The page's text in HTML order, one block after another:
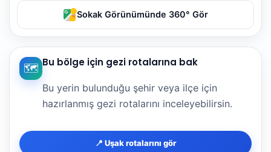
Sokak Görünümünde 360° Gör
🗺️ Bu bölge için gezi rotalarına bak
Bu yerin bulunduğu şehir veya ilçe için
hazırlanmış gezi rotalarını inceleyebilirsin.
📍 Uşak rotalarını gör